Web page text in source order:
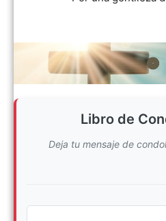
Libro de
Deja tu mensaje de